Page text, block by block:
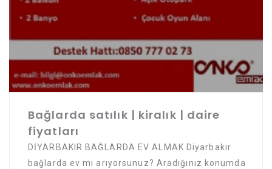
Bağlarda satılık | kiralık | daire
fiyatları
DİYARBAKIR BAĞLARDA EV ALMAK Diyarbakır
bağlarda ev mı arıyorsunuz? Aradığınız konumda